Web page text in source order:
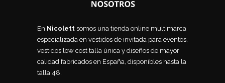
En Nicolett somos una tienda online multimarca
especializada en vestidos de invitada para eventos,
vestidos low cost talla única y diseños de mayor
calidad fabricados en España, disponibles hasta la
talla 48.